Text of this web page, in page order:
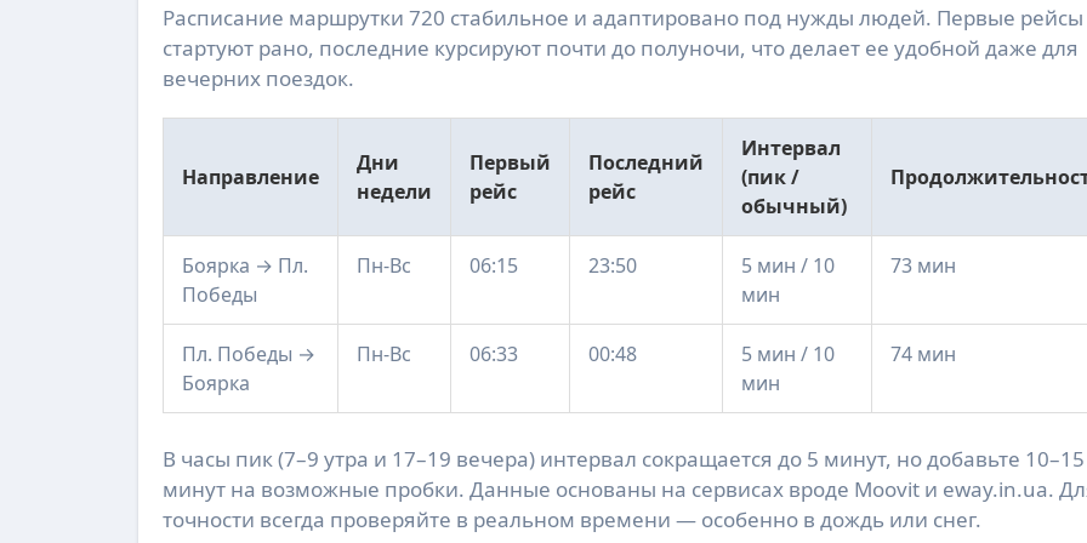
Расписание маршрутки 720 стабильное и адаптировано под нужды людей. Первые рейсы
стартуют рано, последние курсируют почти до полуночи, что делает ее удобной даже для
вечерних поездок.
Направление
Дни
недели
Первый
рейс
Последний
рейс
Интервал
(пик /
обычный)
Боярка → Пл.
Победы
Пн-Вс 06:15 23:50
5 мин / 10
мин
73 мин
Пл. Победы →
Боярка
Пн-Вс 06:33 00:48
5 мин / 10
мин
74 мин
В часы пик (7–9 утра и 17–19 вечера) интервал сокращается до 5 минут, но добавьте 10–15
минут на возможные пробки. Данные основаны на сервисах вроде Moovit и eway.in.ua.
точности всегда проверяйте в реальном времени — особенно в дождь или снег.